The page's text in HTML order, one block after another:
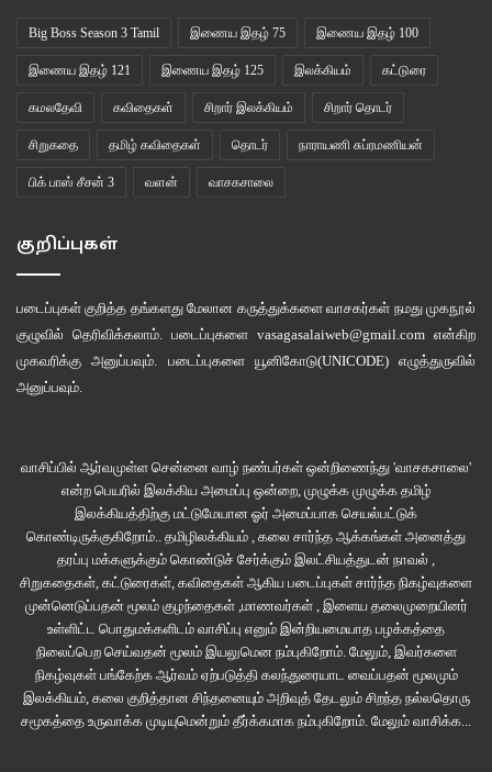
Big Boss Season 3 Tamil இணைய இதழ் 75 இணைய இதழ் 100
இணைய இதழ் 121 இணைய இதழ் 125 இலக்கியம் கட்டுரை
கமலதேவி கவிதைகள் சிறார் இலக்கியம் சிறார் தொடர்
சிறுகதை தமிழ் கவிதைகள் தொடர் நாராயணி சுப்ரமணியன்
பிக் பாஸ் சீசன் 3 வளன் வாசகசாலை
குறிப்புகள்
படைப்புகள் குறித்த தங்களது மேலான கருத்துக்களை வாசகர்கள் நமது முகநூல்
குழுவில் தெரிவிக்கலாம். படைப்புகளை vasagasalaiweb@gmail.com என்கிற
முகவரிக்கு அனுப்பவும். படைப்புகளை யூனிகோடு(UNICODE)எழுத்துருவில்
அனுப்பவும்.
வாசிப்பில் ஆர்வமுள்ள சென்னை வாழ் நண்பர்கள் ஒன்றிணைந்து 'வாசகசாலை'
என்ற பெயரில் இலக்கிய அமைப்பு ஒன்றை, முழுக்க முழுக்க தமிழ்
இலக்கியத்திற்கு மட்டுமேயான ஓர் அமைப்பாக செயல்பட்டுக்
கொண்டிருக்குகிறோம்.. தமிழிலக்கியம் , கலை சார்ந்த ஆக்கங்கள் அனைத்து
தரப்பு மக்களுக்கும் கொண்டுச் சேர்க்கும் இலட்சியத்துடன் நாவல் ,
சிறுகதைகள், கட்டுரைகள், கவிதைகள் ஆகிய படைப்புகள் சார்ந்த நிகழ்வுகளை
முன்னெடுப்பதன் மூலம் குழந்தைகள் ,மாணவர்கள் , இளைய தலைமுறையினர்
உள்ளிட்ட பொதுமக்களிடம் வாசிப்பு எனும் இன்றியமையாத பழக்கத்தை
நிலைப்பெற செய்வதன் மூலம் இயலுமென நம்புகிறோம். மேலும், இவர்களை
நிகழ்வுகள் பங்கேற்க ஆர்வம் ஏற்படுத்தி கலந்துரையாட வைப்பதன் மூலமும்
இலக்கியம், கலை குறித்தான சிந்தனையும் அறிவுத் தேடலும் சிறந்த நல்லதொரு
சமூகத்தை உருவாக்க முடியுமென்றும் தீர்க்கமாக நம்புகிறோம். மேலும் வாசிக்க...